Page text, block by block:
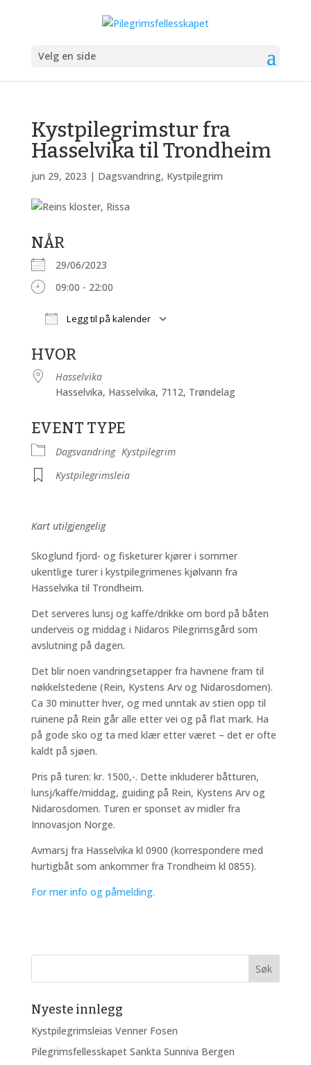
Velg en side
Kystpilegrimstur fra
Hasselvika til Trondheim
jun 29, 2023 | Dagsvandring, Kystpilegrim
NÅR
29/06/2023
09:00 - 22:00
Legg til på kalender
HVOR
Hasselvika
Hasselvika, Hasselvika, 7112, Trøndelag
EVENT TYPE
Dagsvandring Kystpilegrim
Kystpilegrimsleia
Kart utilgjengelig
Skoglund fjord- og fisketurer kjører i sommer
ukentlige turer i kystpilegrimenes kjølvann fra
Hasselvika til Trondheim.
Det serveres lunsj og kaffe/drikke om bord på båten
underveis og middag i Nidaros Pilegrimsgård som
avslutning på dagen.
Det blir noen vandringsetapper fra havnene fram til
nøkkelstedene (Rein, Kystens Arv og Nidarosdomen).
Ca 30 minutter hver, og med unntak av stien opp til
ruinene på Rein går alle etter vei og på flat mark. Ha
på gode sko og ta med klær etter været – det er ofte
kaldt på sjøen.
Pris på turen: kr. 1500,-. Dette inkluderer båtturen,
lunsj/kaffe/middag, guiding på Rein, Kystens Arv og
Nidarosdomen. Turen er sponset av midler fra
Innovasjon Norge.
Avmarsj fra Hasselvika kl 0900 (korrespondere med
hurtigbåt som ankommer fra Trondheim kl 0855).
For mer info og påmelding.
Nyeste innlegg
Kystpilegrimsleias Venner Fosen
Pilegrimsfellesskapet Sankta Sunniva Bergen